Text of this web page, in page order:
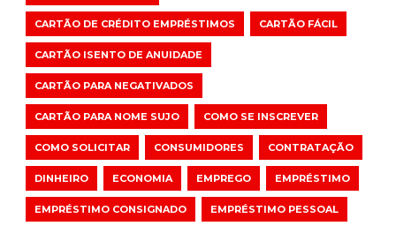
CARTÃO DE CRÉDITO EMPRÉSTIMOS CARTÃO FÁCIL
CARTÃO ISENTO DE ANUIDADE
CARTÃO PARA NEGATIVADOS
CARTÃO PARA NOME SUJO COMO SE INSCREVER
COMO SOLICITAR CONSUMIDORES CONTRATAÇÃO
DINHEIRO ECONOMIA EMPREGO EMPRÉSTIMO
EMPRÉSTIMO CONSIGNADO EMPRÉSTIMO PESSOAL